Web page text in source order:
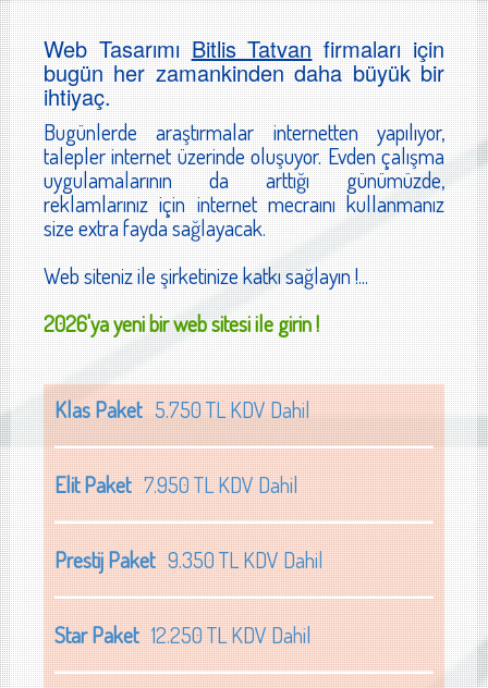
Web TasarımıBitlis Tatvanfirmaları için
bugün her zamankinden daha büyük bir
ihtiyaç.
Bugünlerde araştırmalar internetten yapılıyor,
talepler internet üzerinde oluşuyor. Evden çalışma
uygulamalarının da arttığı günümüzde,
reklamlarınız için internet mecraını kullanmanız
size extra fayda sağlayacak.
Web siteniz ile şirketinize katkı sağlayın !...
2026'ya yeni bir web sitesi ile girin !
Klas Paket5.750 TL KDV Dahil
Elit Paket7.950 TL KDV Dahil
Prestij Paket9.350 TL KDV Dahil
Star Paket12.250 TL KDV Dahil